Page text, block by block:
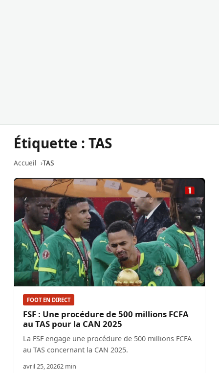
Étiquette : TAS
Accueil TAS
FOOT EN DIRECT
FSF : Une procédure de 500 millions FCFA
au TAS pour la CAN 2025
La FSF engage une procédure de 500 millions FCFA
au TAS concernant la CAN 2025.
avril 25, 20262 min